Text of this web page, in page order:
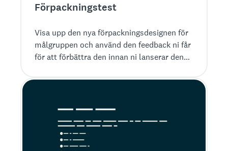
Förpackningstest
Visa upp den nya förpackningsdesignen för
målgruppen och använd den feedback ni får
för att förbättra den innan ni lanserar den